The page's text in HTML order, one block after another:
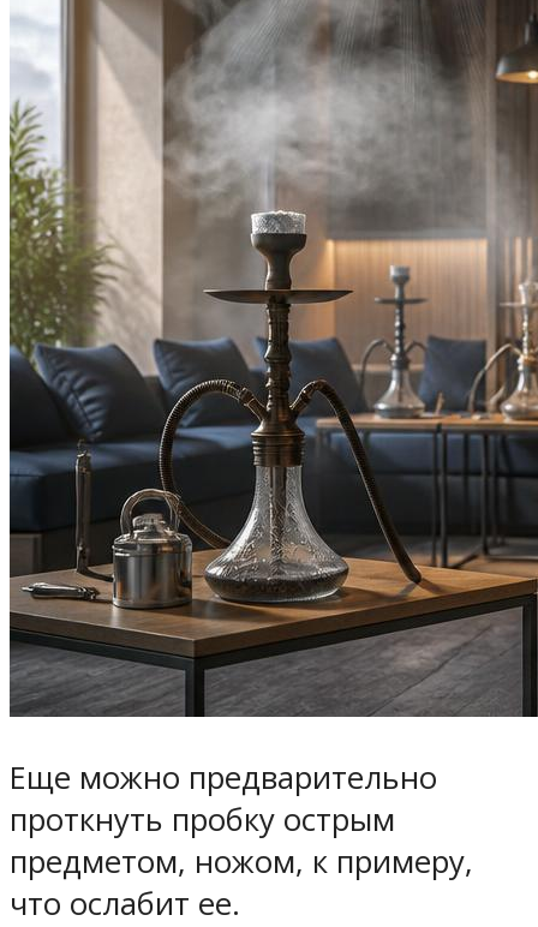
Еще можно предварительно
проткнуть пробку острым
предметом, ножом, к примеру,
что ослабит ее.